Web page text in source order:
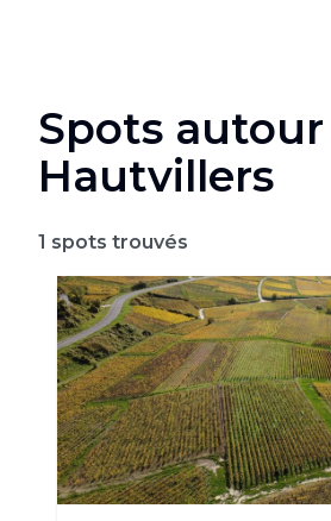
Spots autour
Hautvillers
1 spots trouvés